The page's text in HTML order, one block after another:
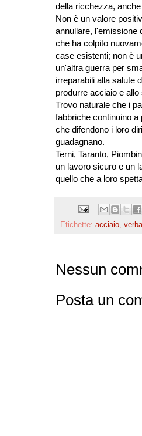
della ricchezza,
Non è un valore
annullare, l'emissione
che ha colpito
case esistenti; non è
un'altra guerra per
irreparabili alla salute
produrre acciaio e
Trovo naturale che i
fabbriche continuino a
che difendono i loro
guadagnano.
Terni, Taranto,
un lavoro sicuro e un
quello che a loro
Etichette: acciaio,
Nessun
Posta un